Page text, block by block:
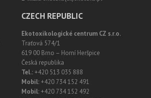
CZECH REPUBLIC
Ekotoxikologické centrum CZ s.r.o.
Traťová 574/1
619 00 Brno – Horní Heršpice
Česká republika
Tel.:+420 513 035 888
Mobil:+420 734 152 491
Mobil:+420 734 152 492